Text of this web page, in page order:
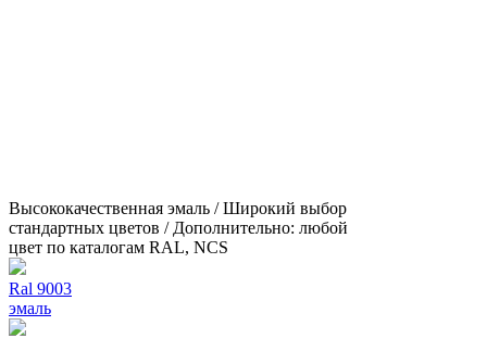
Высококачественная эмаль / Широкий выбор
стандартных цветов / Дополнительно: любой
цвет по каталогам RAL, NCS
Ral 9003
эмаль